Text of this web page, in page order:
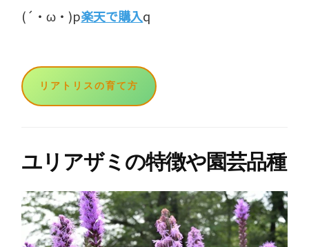
(´・ω・)p楽天で購入q
リアトリスの育て方
ユリアザミの特徴や園芸品種